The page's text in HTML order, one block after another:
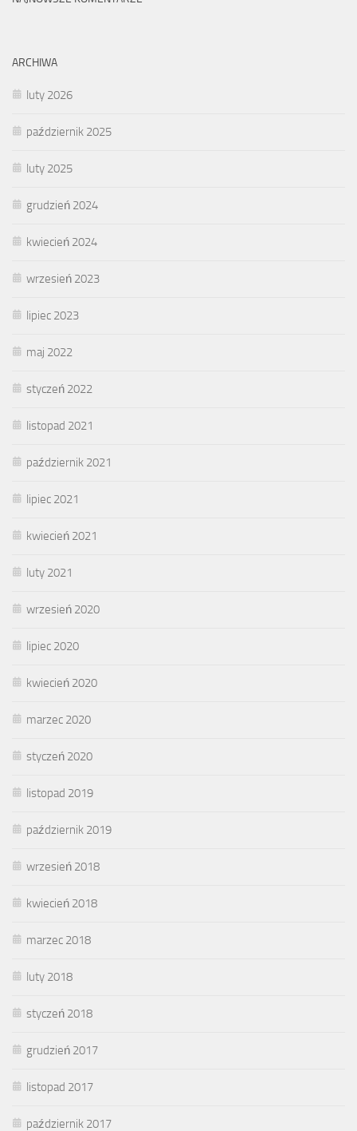
ARCHIWA
luty 2026
październik 2025
luty 2025
grudzień 2024
kwiecień 2024
wrzesień 2023
lipiec 2023
maj 2022
styczeń 2022
listopad 2021
październik 2021
lipiec 2021
kwiecień 2021
luty 2021
wrzesień 2020
lipiec 2020
kwiecień 2020
marzec 2020
styczeń 2020
listopad 2019
październik 2019
wrzesień 2018
kwiecień 2018
marzec 2018
luty 2018
styczeń 2018
grudzień 2017
listopad 2017
październik 2017